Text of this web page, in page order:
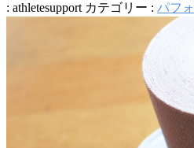
: athletesupport カテゴリー : パフ